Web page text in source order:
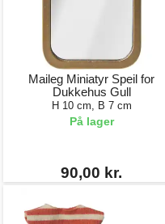
Maileg Miniatyr Speil for
Dukkehus Gull
H 10 cm, B 7 cm
På lager
90,00 kr.